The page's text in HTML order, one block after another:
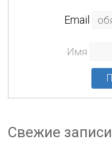
Еmail
Имя
Свежие записи